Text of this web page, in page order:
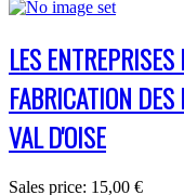
LES
FABRICATION
VAL D'OISE
Sales price: 15,00 €